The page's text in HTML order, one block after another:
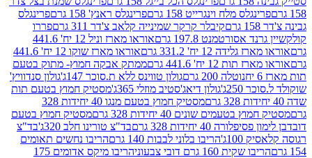
מלח וינגרייט 158 גרם
פרינגלס ראנץ' 158 גרם
פרינגלס
קיבלר קרקר שמינייה קלאב צ'דר 311 גרם
פררו
197.8 גרם
אוראו מארז וניל 12 יח' 441.6
12 יח' 331.2 גרם
אוראו מארז שוקו 12 יח' 441.6
12 יח' 441.6 גרם
ממתק אבקה חמוץ- מתוק בטעם
נוטלה 200 גרם
גולון טווינס ללא ת.סוכר 147ג'
גולון סנדוויץ'
250ג'
גולון דיאג'סטיב מוזלי 365ג'
מסטיק חמוץ בטעם תות
מסטיק חמוץ בטעם מנגו 40 יחידות 328
בטעמים שונים 40 יחידות 328 גרם
מסטיק חמוץ בטעם
40 יחידות 328 גרם
בד"צ טורינו חלב 320ג'
בד"צ
הריבו בלוני לבבות 140 גרם
הריבו נחשים תאומים
160 גרם דובי צבעוני
הריבו מיקס אדומים 175